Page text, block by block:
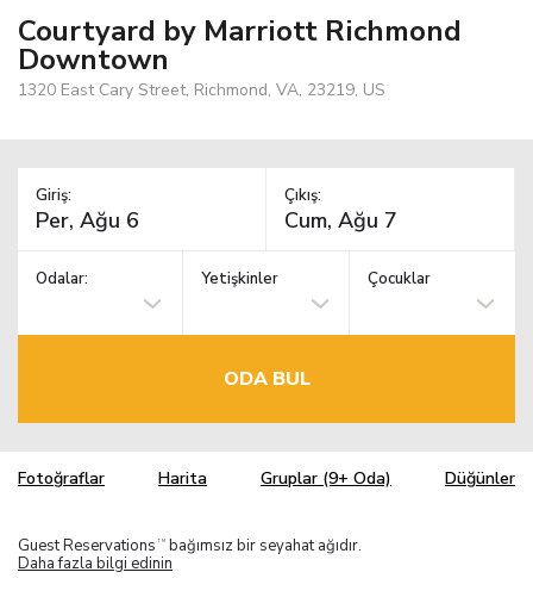
Courtyard by Marriott Richmond
Downtown
1320 East Cary Street, Richmond, VA, 23219, US
Giriş: Çıkış:
Odalar: Yetişkinler Çocuklar
ODA BUL
Fotoğraflar Harita Gruplar (9+ Oda) Düğünler
Guest Reservations TM bağımsız bir seyahat ağıdır.
Daha fazla bilgi edinin